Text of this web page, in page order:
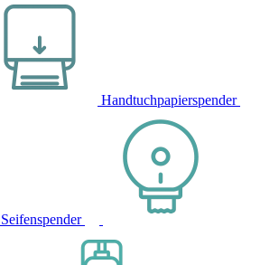
Handtuchpapierspender
Seifenspender